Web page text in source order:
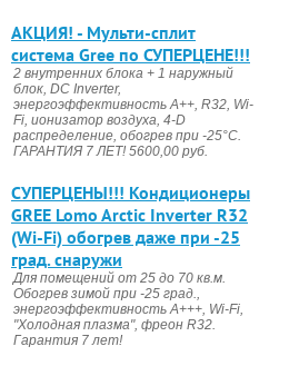
АКЦИЯ! - Мульти-сплит
система Gree по СУПЕРЦЕНЕ!!!
2 внутренних блока + 1 наружный
блок, DC Invertеr,
энергоэффективность А++, R32, Wi-
Fi, ионизатор воздуха, 4-D
распределение, обогрев при -25°С.
ГАРАНТИЯ 7 ЛЕТ! 5600,00 руб.
CУПЕРЦЕНЫ!!! Кондиционеры
GREE Lomo Arctic Inverter R32
(Wi-Fi) обогрев даже при -25
град. снаружи
Для помещений от 25 до 70 кв.м.
Обогрев зимой при -25 град.,
энергоэффективность А+++, Wi-Fi,
"Холодная плазма", фреон R32.
Гарантия 7 лет!